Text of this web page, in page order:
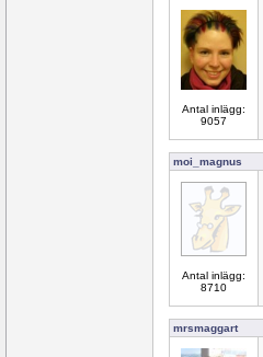
Antal inlägg:
9057
moi_magnus
Antal inlägg:
8710
mrsmaggart